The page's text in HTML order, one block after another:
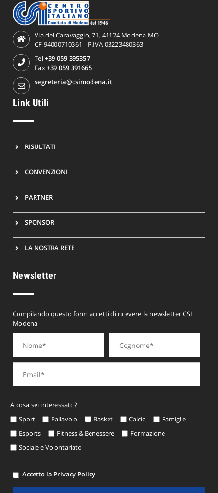
Via del Caravaggio, 71, 41124 Modena MO
CF 94000710361 - P.IVA 03223480363
Tel+39 059 395357
Fax+39 059 391665
segreteria@csimodena.it
Link Utili
RISULTATI
CONVENZIONI
PARTNER
SPONSOR
LA NOSTRA RETE
Newsletter
Compilando questo form accetti di ricevere la newsletter CSI
Modena
A cosa sei interessato?
Sport
Pallavolo Basket Calcio
Famiglie
Esports
Fitness & Benessere
Formazione
Sociale e Volontariato
Accetto la Privacy Policy